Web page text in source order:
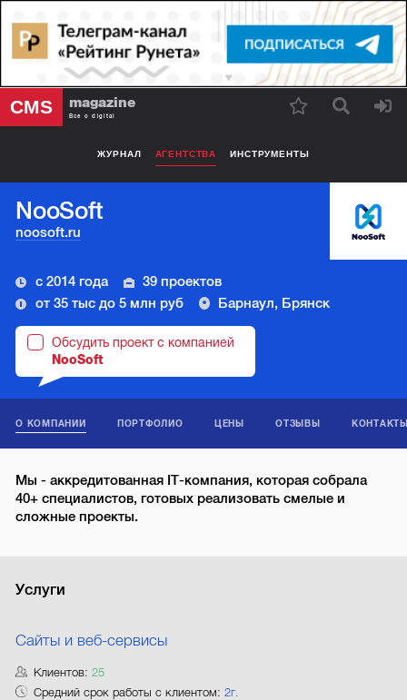
CMS magazine
Все о digital
ЖУРНАЛ АГЕНТСТВА ИНСТРУМЕНТЫ
NooSoft
noosoft.ru
с 2014 года
39 проектов
от 35 тыс до 5 млн руб
Барнаул, Брянск
Обсудить проект с компанией
NooSoft
О КОМПАНИИ ПОРТФОЛИО ЦЕНЫ ОТЗЫВЫ
Мы - аккредитованная IT-компания, которая собрала
40+ специалистов, готовых реализовать смелые и
сложные проекты.
Услуги
Сайты и веб-сервисы
Клиентов:25
Средний срок работы с клиентом:2г.